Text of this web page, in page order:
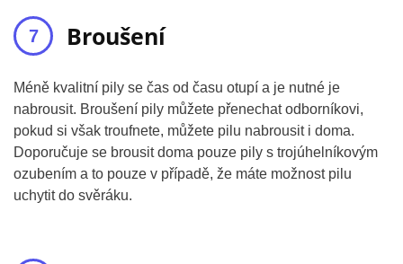
Broušení
Méně kvalitní pily se čas od času otupí a je nutné je
nabrousit. Broušení pily můžete přenechat odborníkovi,
pokud si však troufnete, můžete pilu nabrousit i doma.
Doporučuje se brousit doma pouze pily s trojúhelníkovým
ozubením a to pouze v případě, že máte možnost pilu
uchytit do svěráku.